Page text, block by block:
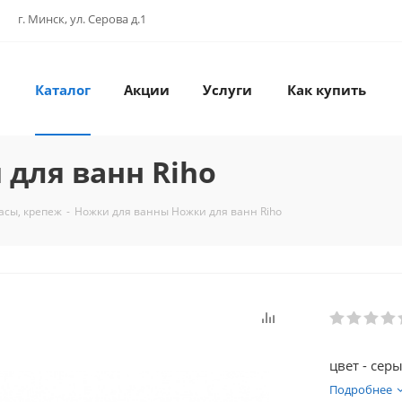
г. Минск, ул. Серова д.1
Каталог Акции Услуги Как купить
ванн Riho
крепеж - Ножки для ванны Ножки для ванн Riho
цвет -
Подробнее